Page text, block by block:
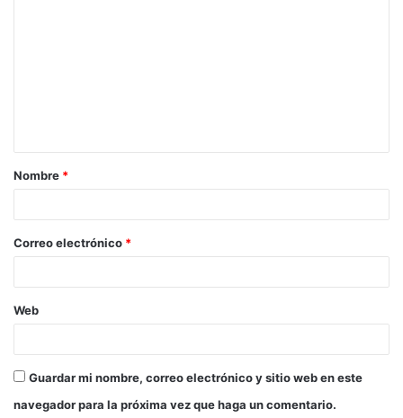
a
r
*
Nombre *
Correo electrónico *
Web
Guardar mi nombre, correo electrónico y sitio web en este
navegador para la próxima vez que haga un comentario.